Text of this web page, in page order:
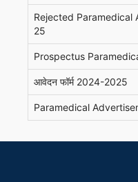
Rejected Paramedical
25
Prospectus
आवेदन फॉर्म 2024-2025
Paramedical